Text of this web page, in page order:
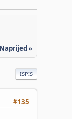
Naprijed »
ISPIS
#135